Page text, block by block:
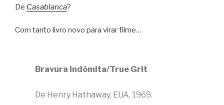
De Casablanca?
Com tanto livro novo para virar filme…
Bravura Indômita/True Grit
De Henry Hathaway, EUA, 1969.